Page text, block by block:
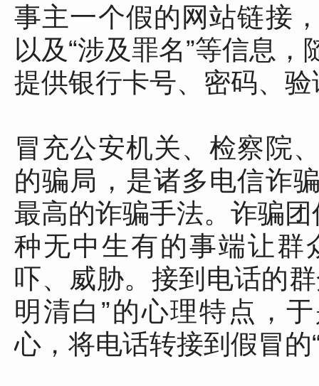
事主一个假的网站链接
以及“涉及罪名”等信息
提供银行卡号、密码、
冒充公安机关、检察院
的骗局，是诸多电信诈
最高的诈骗手法。诈骗
种无中生有的事端让群
吓、威胁。接到电话的
明清白”的心理特点，
心，将电话转接到假冒